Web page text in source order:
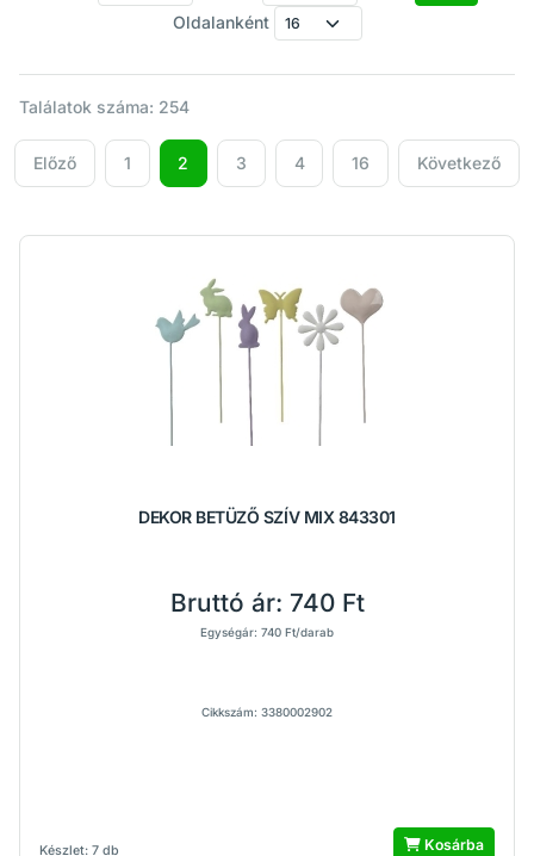
Oldalanként
Találatok száma: 254
Előző 1 2 3 4 16 Következő
DEKOR BETÜZŐ SZÍV MIX 843301
Készlet: 7 db
Bruttó ár: 740 Ft
Egységár: 740 Ft/darab
Cikkszám: 3380002902
Kosárba